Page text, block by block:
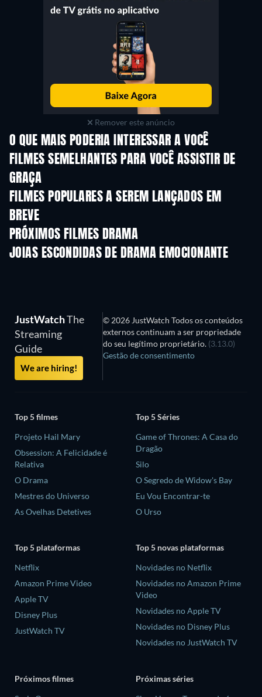
Remover este anúncio
O QUE MAIS PODERIA INTERESSAR A VOCÊ
FILMES SEMELHANTES PARA VOCÊ ASSISTIR DE
GRAÇA
FILMES POPULARES A SEREM LANÇADOS EM
BREVE
PRÓXIMOS FILMES DRAMA
JOIAS ESCONDIDAS DE DRAMA EMOCIONANTE
JustWatchThe
Streaming
Guide
We are hiring!
© 2026 JustWatch Todos os conteúdos
externos continuam a ser propriedade
do seu legítimo proprietário. (3.13.0)
Gestão de consentimento
Top 5 filmes
Projeto Hail Mary
Obsession: A Felicidade é
Relativa
O Drama
Mestres do Universo
As Ovelhas Detetives
Top 5 Séries
Game of Thrones: A Casa do
Dragão
Silo
O Segredo de Widow's Bay
Eu Vou Encontrar-te
O Urso
Top 5 plataformas
Netflix
Amazon Prime Video
Apple TV
Disney Plus
JustWatch TV
Top 5 novas plataformas
Novidades no Netflix
Novidades no Amazon Prime
Video
Novidades no Apple TV
Novidades no Disney Plus
Novidades no JustWatch TV
Próximos filmes
Próximas séries